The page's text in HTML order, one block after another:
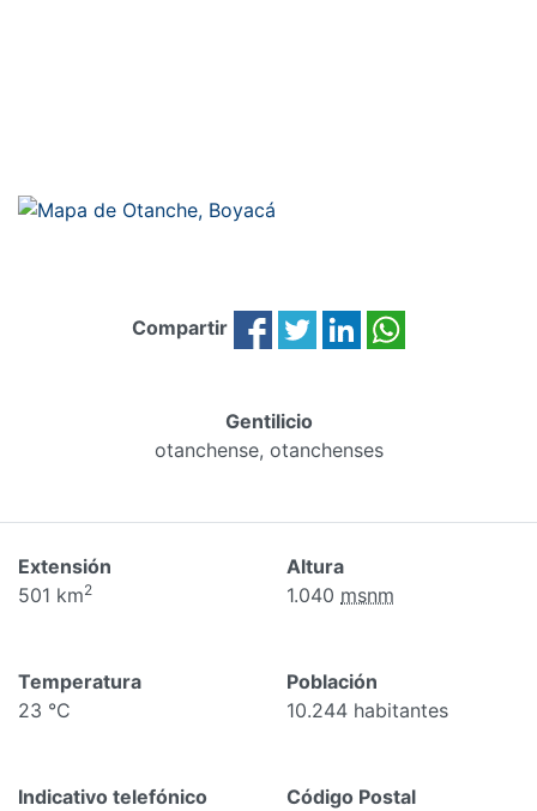
Compartir
Gentilicio
otanchense, otanchenses
Extensión
501 km2
Altura
1.040 msnm
Temperatura
23 °C
Población
10.244 habitantes
Indicativo telefónico
Código Postal